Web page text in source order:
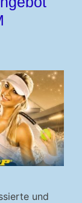
und